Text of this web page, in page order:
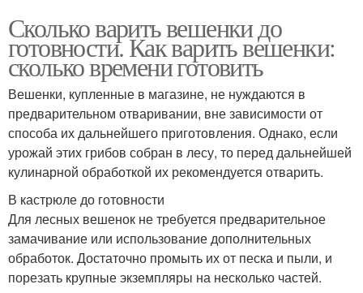
Сколько варить вешенки до
готовности. Как варить вешенки:
сколько времени готовить
Вешенки, купленные в магазине, не нуждаются в
предварительном отваривании, вне зависимости от
способа их дальнейшего приготовления. Однако, если
урожай этих грибов собран в лесу, то перед дальнейшей
кулинарной обработкой их рекомендуется отварить.
В кастрюле до готовности
Для лесных вешенок не требуется предварительное
замачивание или использование дополнительных
обработок. Достаточно промыть их от песка и пыли, и
порезать крупные экземпляры на несколько частей.